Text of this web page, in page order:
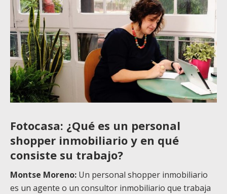
Fotocasa: ¿Qué es un personal
shopper inmobiliario y en qué
consiste su trabajo?
Montse Moreno: Un personal shopper inmobiliario
es un agente o un consultor inmobiliario que trabaja